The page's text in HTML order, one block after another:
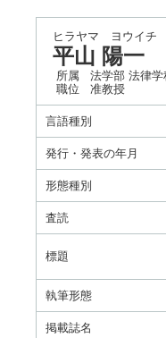
ヒラヤマ ヨウイチ
平山 陽一
所属
法学部 法律学
職位
准教授
言語種別
発行・発表の年月
形態種別
査読
標題
執筆形態
掲載誌名